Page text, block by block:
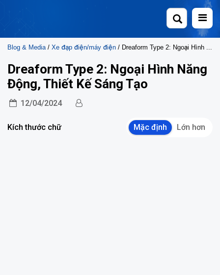
Blog & Media / Xe đạp điện/máy điện / Dreaform Type 2: Ngoại Hình Năng Động, Thiết Kế Sáng Tạo
Dreaform Type 2: Ngoại Hình Năng
Động, Thiết Kế Sáng Tạo
12/04/2024
Kích thước chữ Mặc định Lớn hơn